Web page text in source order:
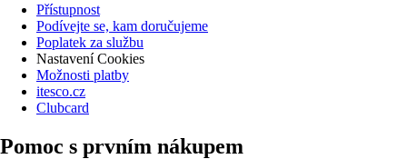
Přístupnost
Podívejte se, kam doručujeme
Poplatek za službu
Nastavení Cookies
Možnosti platby
itesco.cz
Clubcard
Pomoc s prvním nákupem